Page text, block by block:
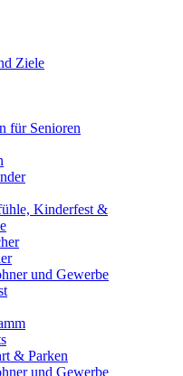
Ziele
für Senioren
Kinderfest &
und Gewerbe
& Parken
und Gewerbe